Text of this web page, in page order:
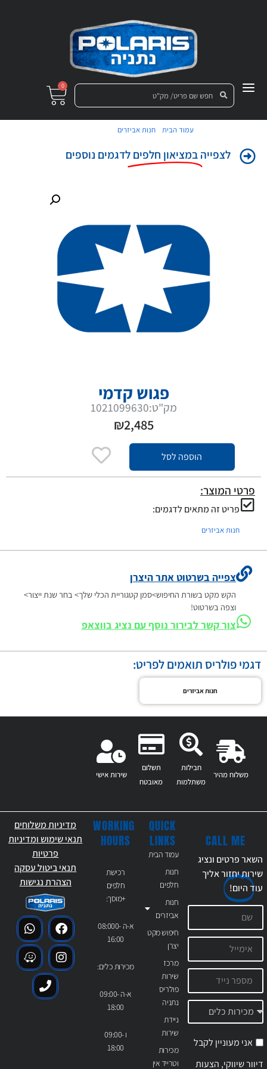
0
עמוד הבית /חנות אביזרים
לצפייהבמציאון חלפים לדגמים נוספים
פגוש קדמי
מק"ט:1021099630
₪2,485
הוספה לסל
פרטי המוצר:
פריט זה מתאים לדגמים:
חנות אביזרים
צפייה בשרטוט אתר היצרן
הקש מקט בשורת החיפוש>סמן קטגוריית הכלי שלך> בחר שנת ייצור>
וצפה בשרטוט!
צור קשר לבירור נוסף עם נציג בווצאפ
דגמי פולריס תואמים לפריט:
חנות אביזרים
משלוח מהיר
חבילות
משתלמות
תשלום
מאובטח
שירות אישי
QUICK
LINKS
עמוד הבית
חנות
חלפים
חנות
אביזרים
חיפוש מקט
יצרן
מרכז
שירות
פולריס
נתניה
ניידת
שירות
מכירות
וטרייד אין
WORKING
HOURS
רכישת
חלפים
+מוסך:
א-ה 08:000-
16:00
מכירות כלים:
א-ה 09:00-
18:00
ו 09:00-
18:00
CALL ME
השאר פרטים ונציג
שירות יחזור אליך
עודהיום!
אני מעוניין לקבל
דיוור שיווקי, הצעות
מדיניות משלוחים
תנאי שימוש ומדיניות
פרטיות
תנאי ביטול עסקה
הצהרת נגישות